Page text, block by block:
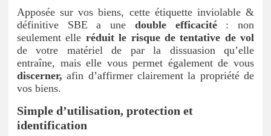
Apposée sur vos biens, cette étiquette inviolable &
définitive SBE a une double efficacité: non
seulement elle réduit le risque de tentative de vol
de votre matériel de par la dissuasion qu’elle
entraîne, mais elle vous permet également de vous
discerner,afin d’affirmer clairement la propriété de
vos biens.
Simple d’utilisation, protection et
identification